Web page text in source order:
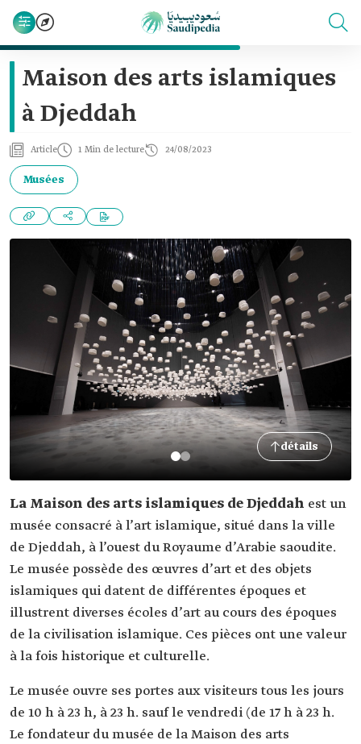
Maison des arts islamiques
à Djeddah
Article 1 Min de lecture 24/08/2023
Musées
détails
La Maison des arts islamiques de Djeddah est un
musée consacré à l’art islamique, situé dans la ville
de Djeddah, à l’ouest du Royaume d’Arabie saoudite.
Le musée possède des œuvres d’art et des objets
islamiques qui datent de différentes époques et
illustrent diverses écoles d’art au cours des époques
de la civilisation islamique. Ces pièces ont une valeur
à la fois historique et culturelle.
Le musée ouvre ses portes aux visiteurs tous les jours
de 10 h à 23 h, à 23 h. sauf le vendredi (de 17 h à 23 h.
Le fondateur du musée de la Maison des arts